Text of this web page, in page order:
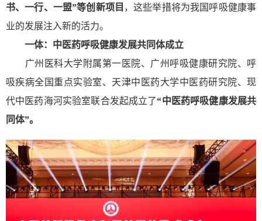
书、一行、一盟”等创新项目 ，这些举措将为我国呼吸健康事
业的发展注入新的活力。
一体： 中医药呼吸健康发展共同体成立
广州医科大学附属第一医院、广州呼吸健康研究院、呼
吸疾病全国重点实验室、天津中医药大学中医药研究院、现
代中医药海河实验室联合发起成立了“中医药呼吸健康发展共
同体”。